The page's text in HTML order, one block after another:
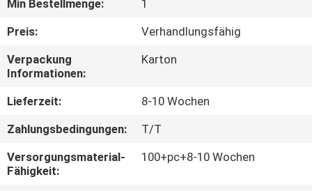
WERKSBESICHTIGUNG
QUALITÄTSKONTROLLE
KONTAKT
MIT
Min Bestellmenge:
1
Preis:
Verhandlungsfähig
Verpackung
Informationen:
Karton
Lieferzeit:
8-10 Wochen
Zahlungsbedingungen:
T/T
Versorgungsmaterial-
Fähigkeit:
100+pc+8-10 Wochen